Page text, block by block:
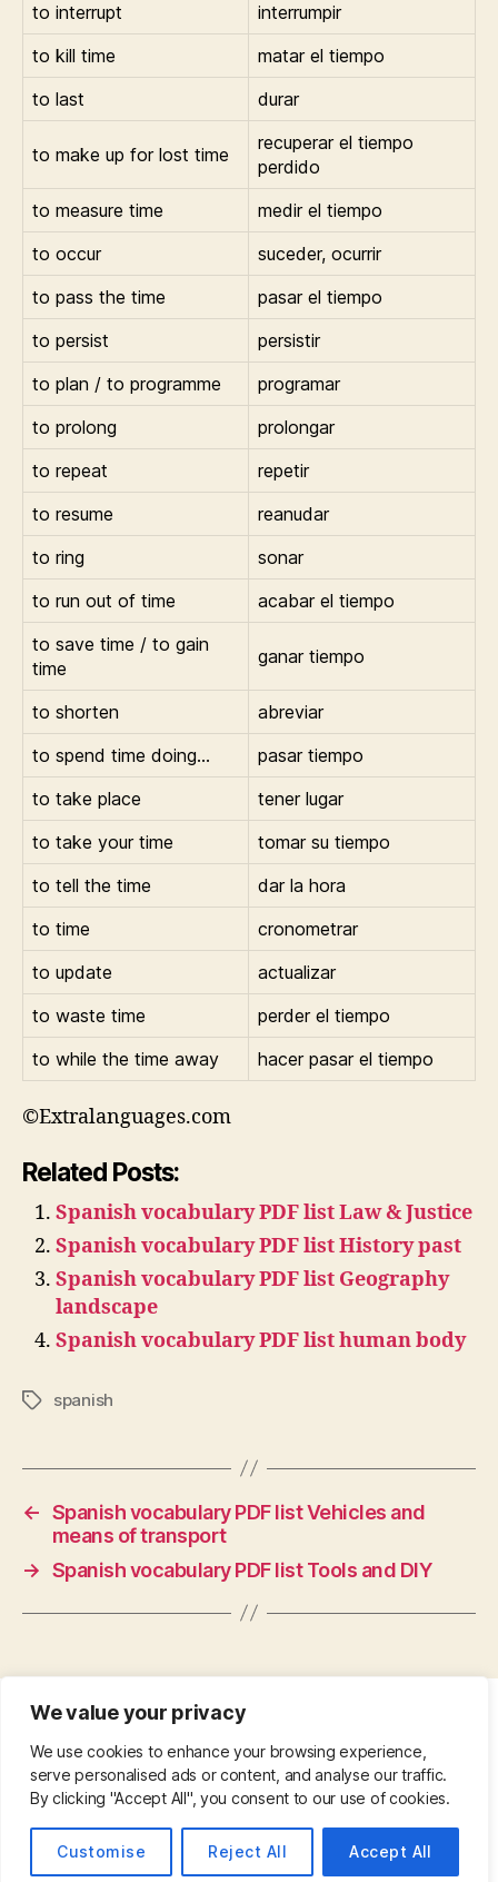
We value your privacy
We use cookies to enhance your browsing experience,
serve personalised ads or content, and analyse our traffic.
By clicking "Accept All", you consent to our use of cookies.
Customise Reject All Accept All
to interrupt
interrumpir
to kill time
matar el tiempo
to last
durar
to make up for lost time
recuperar el tiempo
perdido
to measure time
medir el tiempo
to occur
suceder, ocurrir
to pass the time
pasar el tiempo
to persist
persistir
to plan / to programme
programar
to prolong
prolongar
to repeat
repetir
to resume
reanudar
to ring
sonar
to run out of time
acabar el tiempo
to save time / to gain
time
ganar tiempo
to shorten
abreviar
to spend time doing…
pasar tiempo
to take place
tener lugar
to take your time
tomar su tiempo
to tell the time
dar la hora
to time
cronometrar
to update
actualizar
to waste time
perder el tiempo
to while the time away
hacer pasar el tiempo
©Extralanguages.com
Related Posts:
Spanish vocabulary PDF list Law & Justice
Spanish vocabulary PDF list History past
Spanish vocabulary PDF list Geography
landscape
Spanish vocabulary PDF list human body
Tagsspanish
← Spanish vocabulary PDF list Vehicles and
means of transport
→ Spanish vocabulary PDF list Tools and DIY
CONTACT •ABOUT•PRIVACY POLICY
COPYRIGHT •PINTEREST
© 2026